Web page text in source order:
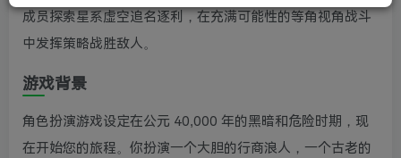
成员探索星系虚空追名逐利，在充满可能性的等角视角战斗
中发挥策略战胜敌人。
游戏背景
角色扮演游戏设定在公元 40,000 年的黑暗和危险时期，现
在开始您的旅程。你扮演一个大胆的行商浪人，一个古老的